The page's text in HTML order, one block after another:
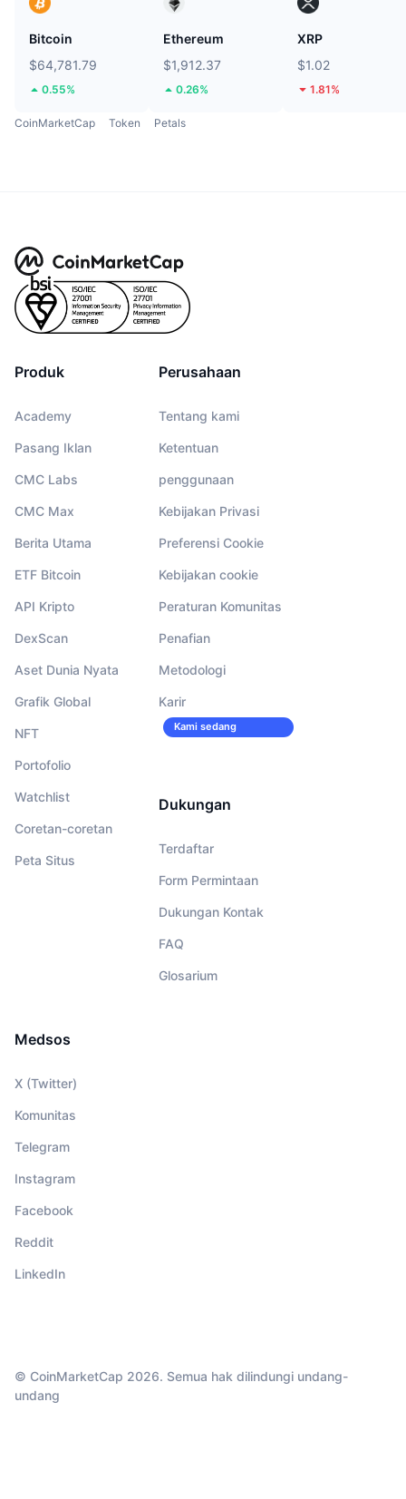
Bitcoin
$64,781.79
0.55%
Ethereum
$1,912.37
0.26%
XRP
$1.02
1.81%
CoinMarketCap Token Petals
Produk
Academy
Pasang Iklan
CMC Labs
CMC Max
Berita Utama
ETF Bitcoin
API Kripto
DexScan
Aset Dunia Nyata
Grafik Global
NFT
Portofolio
Watchlist
Coretan-coretan
Peta Situs
Perusahaan
Tentang kami
Ketentuan
penggunaan
Kebijakan Privasi
Preferensi Cookie
Kebijakan cookie
Peraturan Komunitas
Penafian
Metodologi
Karir
Kami sedang
Dukungan
Terdaftar
Form Permintaan
Dukungan Kontak
FAQ
Glosarium
Medsos
X (Twitter)
Komunitas
Telegram
Instagram
Facebook
Reddit
LinkedIn
© CoinMarketCap 2026. Semua hak dilindungi undang-
undang